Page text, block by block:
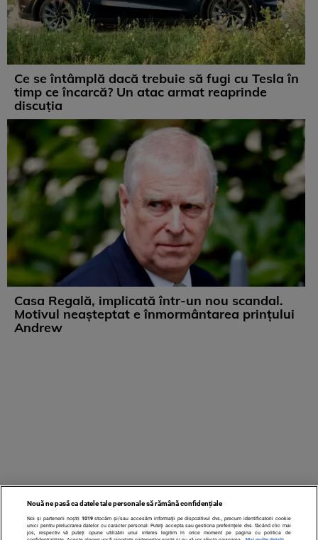
Ce se întâmplă dacă trebuie să fugi cu Tesla în
timp ce încarcă? Un atac armat reaprinde
discuția
Casa Regală, implicată într-un nou scandal.
Motivul neașteptat e înmormântarea prințului
Andrew
Nouă ne pasă ca datele tale personale să rămână confidențiale
Noi și partenerii noștri 1019stocăm și/sau accesăm informații pe dispozitivul dvs., precum identificatorii cookie
unici pentru prelucrarea datelor cu caracter personal. Puteți accepta sau gestiona preferințele dvs. făcând clic mai
jos, respectiv vă puteți opune utilizării unui interes legitim în orice moment pe pagina cu politica de